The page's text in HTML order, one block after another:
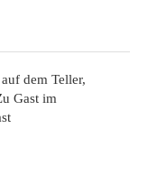
dem Teller,
Gast im